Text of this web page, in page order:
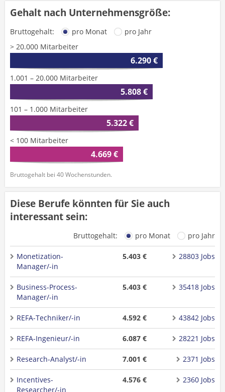
Gehalt nach Unternehmensgröße:
Bruttogehalt: pro Monat
pro Jahr
> 20.000 Mitarbeiter
6.290 €
1.001 – 20.000 Mitarbeiter
5.808 €
101 – 1.000 Mitarbeiter
5.322 €
< 100 Mitarbeiter
4.669 €
Bruttogehalt bei 40 Wochenstunden.
Diese Berufe könnten für Sie auch
interessant sein:
Bruttogehalt: pro Monat pro Jahr
Monetization-
Manager/-in
5.403 € 28803 Jobs
Business-Process-
Manager/-in
5.403 € 35418 Jobs
REFA-Techniker/-in 4.592 € 43842 Jobs
REFA-Ingenieur/-in 6.087 € 28221 Jobs
Research-Analyst/-in 7.001 € 2371 Jobs
Incentives-
Researcher/-in
4.576 € 2360 Jobs